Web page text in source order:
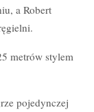
a Robert
metrów stylem
pojedynczej